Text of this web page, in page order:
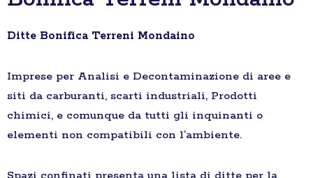
Ditte Bonifica Terreni Mondaino
Imprese per Analisi e Decontaminazione di aree e
siti da carburanti, scarti industriali, Prodotti
chimici, e comunque da tutti gli inquinanti o
elementi non compatibili con l’ambiente.